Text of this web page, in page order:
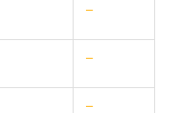
–
–
–